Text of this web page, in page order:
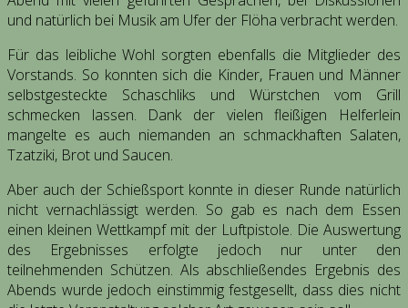
und natürlich bei Musik am Ufer der Flöha verbracht werden.
Für das leibliche Wohl sorgten ebenfalls die Mitglieder des
Vorstands. So konnten sich die Kinder, Frauen und Männer
selbstgesteckte Schaschliks und Würstchen vom Grill
schmecken lassen. Dank der vielen fleißigen Helferlein
mangelte es auch niemanden an schmackhaften Salaten,
Tzatziki, Brot und Saucen.
Aber auch der Schießsport konnte in dieser Runde natürlich
nicht vernachlässigt werden. So gab es nach dem Essen
einen kleinen Wettkampf mit der Luftpistole. Die Auswertung
des Ergebnisses erfolgte jedoch nur unter den
teilnehmenden Schützen. Als abschließendes Ergebnis des
Abends wurde jedoch einstimmig festgesellt, dass dies nicht